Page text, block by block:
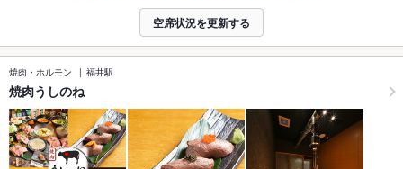
空席状況を更新する
焼肉・ホルモン 福井駅
焼肉うしのね